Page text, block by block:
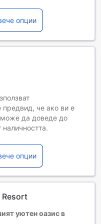
опции
че ако ви е
да доведе до
наличността.
наличните легла.
считат за възрастни
зависи от
вижте
стаи е възможно да се
опции
Resort
уютен оазис в